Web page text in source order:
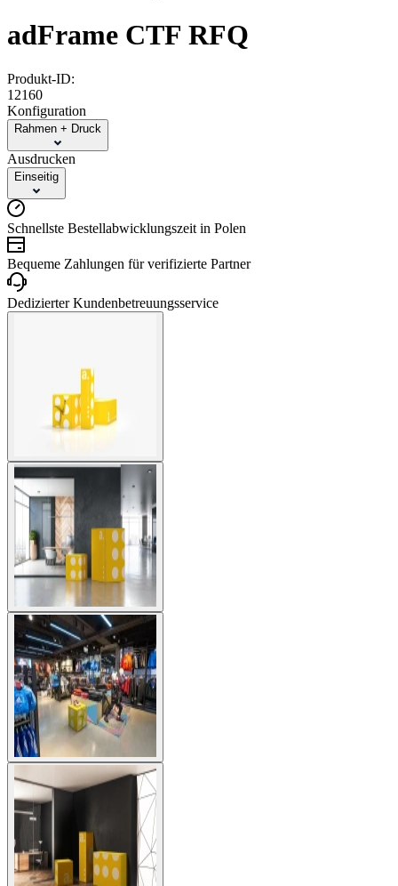
adFrame CTF RFQ
Produkt-ID:
12160
Konfiguration
Rahmen + Druck
Ausdrucken
Einseitig
Schnellste Bestellabwicklungszeit in Polen
Bequeme Zahlungen für verifizierte Partner
Dedizierter Kundenbetreuungsservice